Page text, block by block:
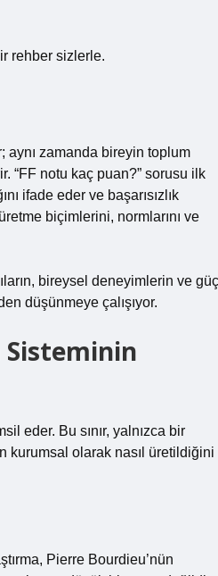
rehber sizlerle.
aynı zamanda bireyin toplum
“FF notu kaç puan?” sorusu ilk
ifade eder ve başarısızlık
biçimlerini, normlarını ve
bireysel deneyimlerin ve güç
düşünmeye çalışıyor.
Sisteminin
eder. Bu sınır, yalnızca bir
kurumsal olarak nasıl üretildiğini
Pierre Bourdieu’nün